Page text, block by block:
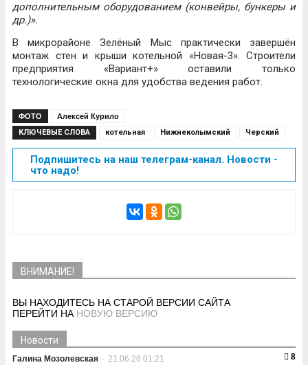
дополнительным оборудованием (конвейры, бункеры и
др.)».
В микрорайоне Зелёный Мыс практически завершён
монтаж стен и крыши котельной «Новая-3». Строители
предприятия «Вариант+» оставили только
технологические окна для удобства ведения работ.
ФОТО Алексей Курило
КЛЮЧЕВЫЕ СЛОВА котельная Нижнеколымский Черский
Подпишитесь на наш телеграм-канал. Новости -
что надо!
ВНИМАНИЕ!
ВЫ НАХОДИТЕСЬ НА СТАРОЙ ВЕРСИИ САЙТА
ПЕРЕЙТИ НА НОВУЮ ВЕРСИЮ
Новости
Галина Мозолевская - 21.06.26 01:21 8